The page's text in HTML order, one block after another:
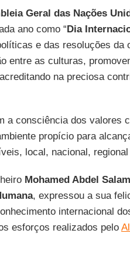
Geral das Nações
ano como “Dia
e das resoluções da
entre as culturas,
na preciosa
a consciência dos valores
propício para
local, nacional, regional
Mohamed Abdel Salam
, expressou a sua
internacional
esforços realizados pelo